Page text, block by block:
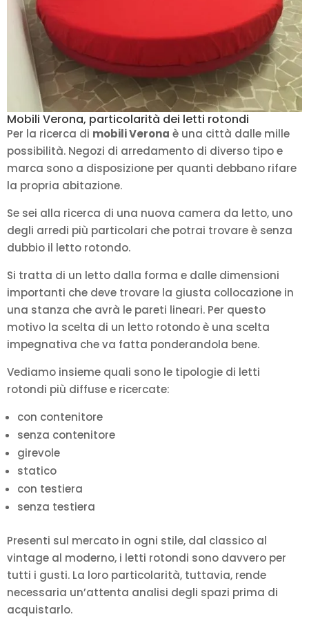
Mobili Verona, particolarità dei letti rotondi
Per la ricerca di mobili Verona è una città dalle mille
possibilità. Negozi di arredamento di diverso tipo e
marca sono a disposizione per quanti debbano rifare
la propria abitazione.
Se sei alla ricerca di una nuova camera da letto, uno
degli arredi più particolari che potrai trovare è senza
dubbio il letto rotondo.
Si tratta di un letto dalla forma e dalle dimensioni
importanti che deve trovare la giusta collocazione in
una stanza che avrà le pareti lineari. Per questo
motivo la scelta di un letto rotondo è una scelta
impegnativa che va fatta ponderandola bene.
Vediamo insieme quali sono le tipologie di letti
rotondi più diffuse e ricercate:
con contenitore
senza contenitore
girevole
statico
con testiera
senza testiera
Presenti sul mercato in ogni stile, dal classico al
vintage al moderno, i letti rotondi sono davvero per
tutti i gusti. La loro particolarità, tuttavia, rende
necessaria un’attenta analisi degli spazi prima di
acquistarlo.